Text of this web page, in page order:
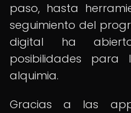
paso, hasta
seguimiento del
digital ha
posibilidades para
alquimia.
Gracias a las